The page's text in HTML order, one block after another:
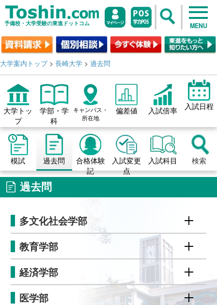
予備校・大学受験の東進ドットコム MENU
大学案内トップ> 長崎大学 > 過去問
大学トッ
プ
学部・学
科
キャンパス・
所在地
偏差値 入試倍率 入試日程
模試 過去問
合格体験
記
入試変更
点
入試科目 検索
過去問
多文化社会学部
教育学部
経済学部
医学部